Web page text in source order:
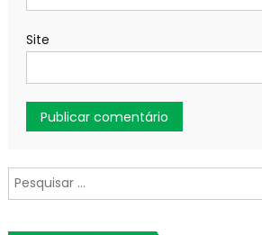
Site
Pesquisar
por: